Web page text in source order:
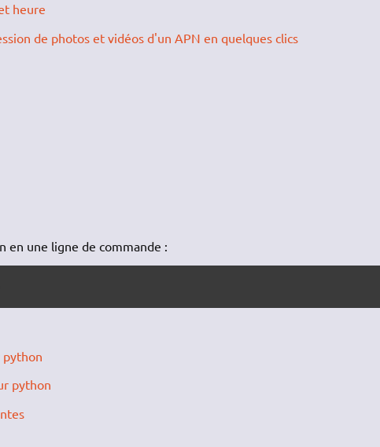
heure
de photos et vidéos d'un APN en quelques clics
en une ligne de commande :
python
python